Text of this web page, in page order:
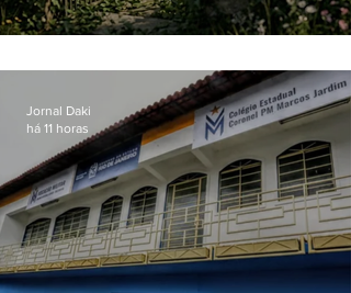
Jornal Daki
há 11 horas